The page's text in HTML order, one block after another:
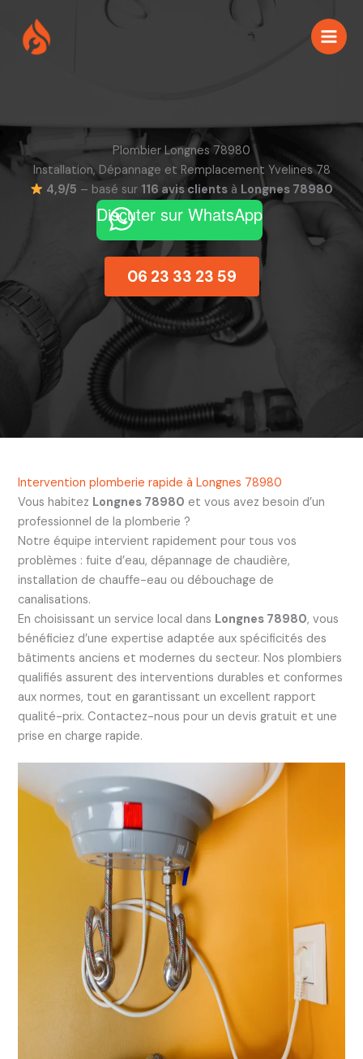
contenu
Plombier Longnes 78980
Installation, Dépannage et Remplacement Yvelines 78
4,9/5 – basé sur 116 avis clients à Longnes 78980
Discuter sur WhatsApp
06 23 33 23 59
Intervention plomberie rapide à Longnes 78980
Vous habitez Longnes 78980 et vous avez besoin d’un
professionnel de la plomberie ?
Notre équipe intervient rapidement pour tous vos
problèmes : fuite d’eau, dépannage de chaudière,
installation de chauffe-eau ou débouchage de
canalisations.
En choisissant un service local dans Longnes 78980, vous
bénéficiez d’une expertise adaptée aux spécificités des
bâtiments anciens et modernes du secteur. Nos plombiers
qualifiés assurent des interventions durables et conformes
aux normes, tout en garantissant un excellent rapport
qualité-prix. Contactez-nous pour un devis gratuit et une
prise en charge rapide.